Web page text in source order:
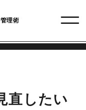
理術
直したい